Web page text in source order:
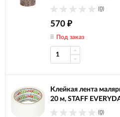
(0)
570 ₽
Под заказ
Клейкая лента
20 м, STAFF
(0)